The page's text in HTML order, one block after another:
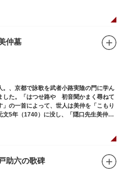
仲墓
、京都で詠歌を武者小路実陰の門に学ん
した。「はつせ路や 初音聞かまく尋ねて
の一首によって、世人は美仲を「こもり
文5年（1740）に没し、「隠口先生美仲甫
うしょうじ）にあります。
助六の歌碑